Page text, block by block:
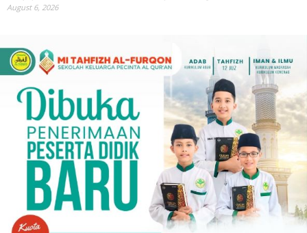
August 6, 2026